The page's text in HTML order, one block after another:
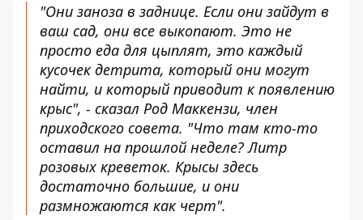
"Они заноза в заднице. Если они зайдут в
ваш сад, они все выкопают. Это не
просто еда для цыплят, это каждый
кусочек детрита, который они могут
найти, и который приводит к появлению
крыс", - сказал Род Маккензи, член
приходского совета. "Что там кто-то
оставил на прошлой неделе? Литр
розовых креветок. Крысы здесь
достаточно большие, и они
размножаются как черт".